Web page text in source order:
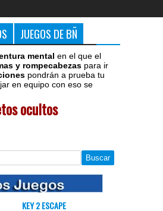
JUEGOS DE BÑ
mental en el que el
y rompecabezas para ir
pondrán a prueba tu
en equipo con eso se
ocultos
KEY 2 ESCAPE